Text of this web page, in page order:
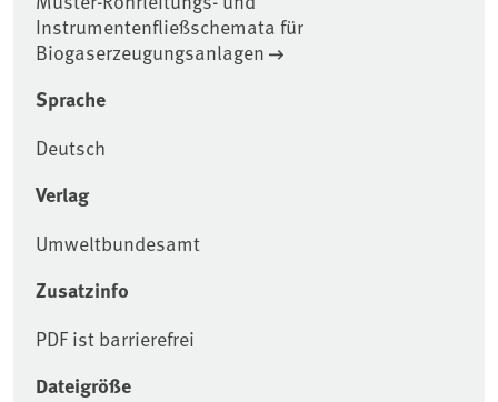
Instrumentenfließschemata für
Biogaserzeugungsanlagen
Sprache
Deutsch
Verlag
Umweltbundesamt
Zusatzinfo
PDF ist barrierefrei
Dateigröße